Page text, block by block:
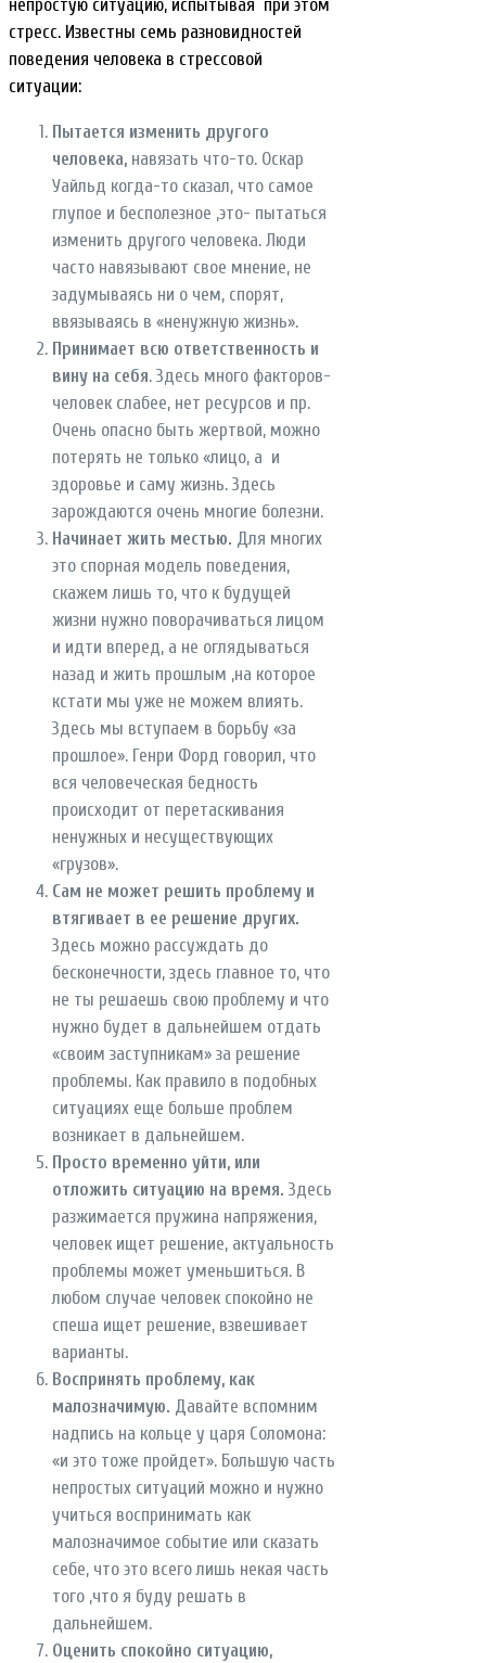
непростую ситуацию, испытывая при этом
стресс. Известны семь разновидностей
поведения человека в стрессовой
ситуации:
Пытается изменить другого
человека, навязать что-то. Оскар
Уайльд когда-то сказал, что самое
глупое и бесполезное ,это- пытаться
изменить другого человека. Люди
часто навязывают свое мнение, не
задумываясь ни о чем, спорят,
ввязываясь в «ненужную жизнь».
Принимает всю ответственность и
вину на себя. Здесь много факторов-
человек слабее, нет ресурсов и пр.
Очень опасно быть жертвой, можно
потерять не только «лицо, а и
здоровье и саму жизнь. Здесь
зарождаются очень многие болезни.
Начинает жить местью. Для многих
это спорная модель поведения,
скажем лишь то, что к будущей
жизни нужно поворачиваться лицом
и идти вперед, а не оглядываться
назад и жить прошлым ,на которое
кстати мы уже не можем влиять.
Здесь мы вступаем в борьбу «за
прошлое». Генри Форд говорил, что
вся человеческая бедность
происходит от перетаскивания
ненужных и несуществующих
«грузов».
Сам не может решить проблему и
втягивает в ее решение других.
Здесь можно рассуждать до
бесконечности, здесь главное то, что
не ты решаешь свою проблему и что
нужно будет в дальнейшем отдать
«своим заступникам» за решение
проблемы. Как правило в подобных
ситуациях еще больше проблем
возникает в дальнейшем.
Просто временно уйти, или
отложить ситуацию на время. Здесь
разжимается пружина напряжения,
человек ищет решение, актуальность
проблемы может уменьшиться. В
любом случае человек спокойно не
спеша ищет решение, взвешивает
варианты.
Воспринять проблему, как
малозначимую. Давайте вспомним
надпись на кольце у царя Соломона:
«и это тоже пройдет». Большую часть
непростых ситуаций можно и нужно
учиться воспринимать как
малозначимое событие или сказать
себе, что это всего лишь некая часть
того ,что я буду решать в
дальнейшем.
Оценить спокойно ситуацию,